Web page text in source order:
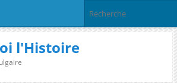
l'Histoire